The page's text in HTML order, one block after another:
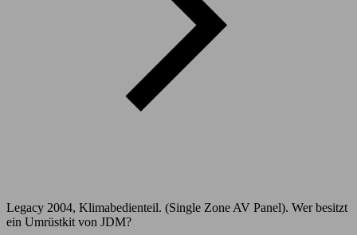
Legacy 2004, Klimabedienteil. (Single Zone AV Panel). Wer besitzt
ein Umrüstkit von JDM?